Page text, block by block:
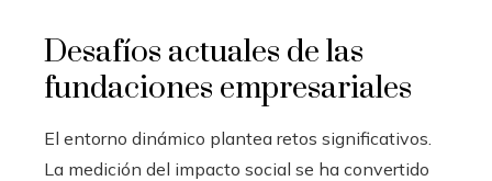
Desafíos actuales de las
fundaciones empresariales
El entorno dinámico plantea retos significativos.
La medición del impacto social se ha convertido